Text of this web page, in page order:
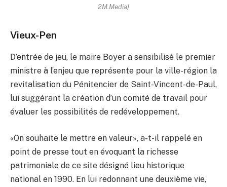
2M.Media)
Vieux-Pen
D’entrée de jeu, le maire Boyer a sensibilisé le premier
ministre à l’enjeu que représente pour la ville-région la
revitalisation du Pénitencier de Saint-Vincent-de-Paul,
lui suggérant la création d’un comité de travail pour
évaluer les possibilités de redéveloppement.
«On souhaite le mettre en valeur», a-t-il rappelé en
point de presse tout en évoquant la richesse
patrimoniale de ce site désigné lieu historique
national en 1990. En lui redonnant une deuxième vie,